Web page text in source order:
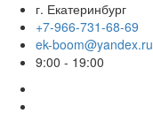
Перейти
содержимому
г. Екатеринбург
+7-966-731-68-69
ek-boom@yandex.ru
9:00 - 19:00